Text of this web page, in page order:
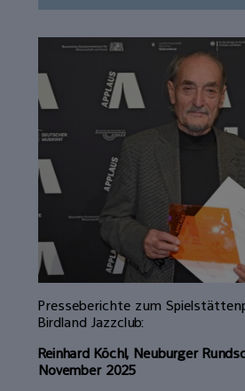
Presseberichte zum
Birdland Jazzclub:
Reinhard Köchl, Neuburger
November 2025